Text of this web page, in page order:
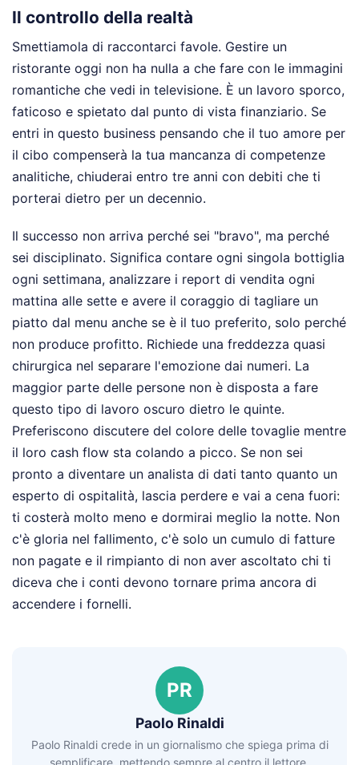
Il controllo della realtà
Smettiamola di raccontarci favole. Gestire un
ristorante oggi non ha nulla a che fare con le immagini
romantiche che vedi in televisione. È un lavoro sporco,
faticoso e spietato dal punto di vista finanziario. Se
entri in questo business pensando che il tuo amore per
il cibo compenserà la tua mancanza di competenze
analitiche, chiuderai entro tre anni con debiti che ti
porterai dietro per un decennio.
Il successo non arriva perché sei "bravo", ma perché
sei disciplinato. Significa contare ogni singola bottiglia
ogni settimana, analizzare i report di vendita ogni
mattina alle sette e avere il coraggio di tagliare un
piatto dal menu anche se è il tuo preferito, solo perché
non produce profitto. Richiede una freddezza quasi
chirurgica nel separare l'emozione dai numeri. La
maggior parte delle persone non è disposta a fare
questo tipo di lavoro oscuro dietro le quinte.
Preferiscono discutere del colore delle tovaglie mentre
il loro cash flow sta colando a picco. Se non sei
pronto a diventare un analista di dati tanto quanto un
esperto di ospitalità, lascia perdere e vai a cena fuori:
ti costerà molto meno e dormirai meglio la notte. Non
c'è gloria nel fallimento, c'è solo un cumulo di fatture
non pagate e il rimpianto di non aver ascoltato chi ti
diceva che i conti devono tornare prima ancora di
accendere i fornelli.
PR
Paolo Rinaldi
Paolo Rinaldi crede in un giornalismo che spiega prima di
semplificare, mettendo sempre al centro il lettore.